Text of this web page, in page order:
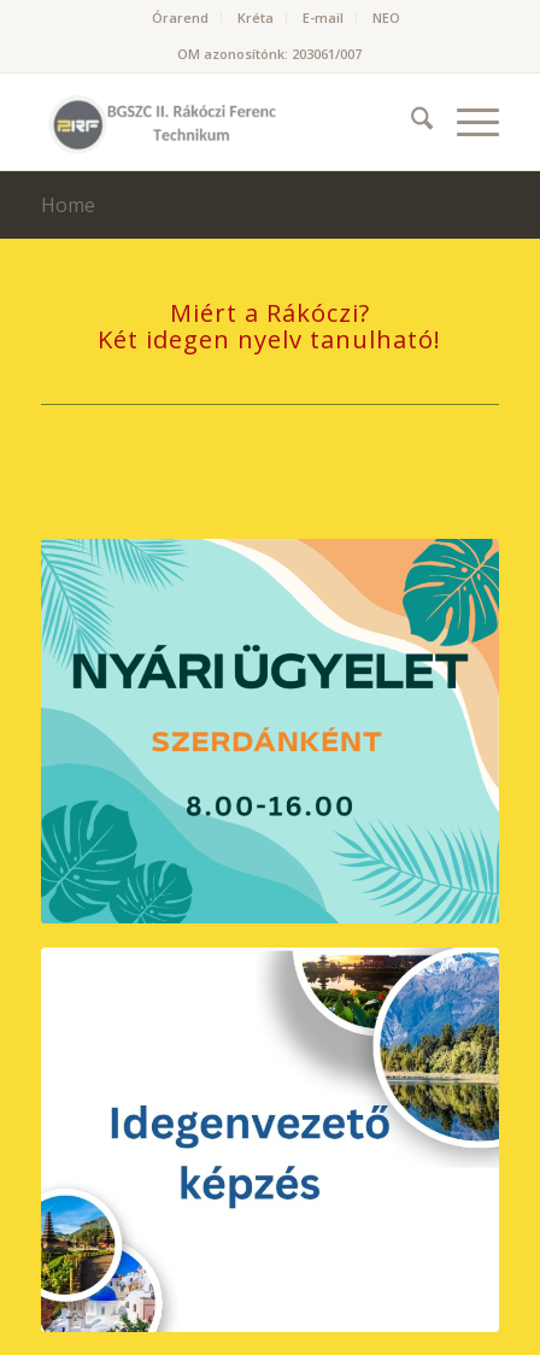
Órarend Kréta E-mail
NEO
OM azonosítónk: 203061/007
Home
Miért a Rákóczi?
Két idegen nyelv tanulható!